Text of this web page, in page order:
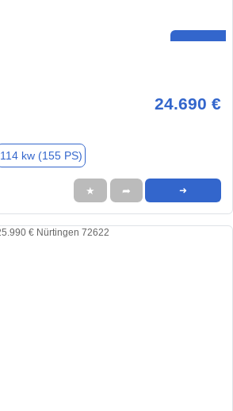
24.690 €
114 kw (155 PS)
★ ➦ ➜